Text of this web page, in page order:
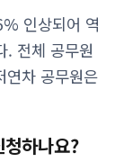
인상되어 역
. 전체 공무원
차 공무원은
하나요?